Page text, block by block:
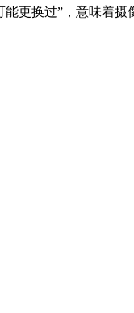
更换过”，意味着摄